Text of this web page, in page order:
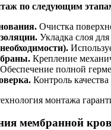
по следующим
Очистка
Укладка слоя
Крепление
Обеспечение полной
Контроль
монтажа
мембранной